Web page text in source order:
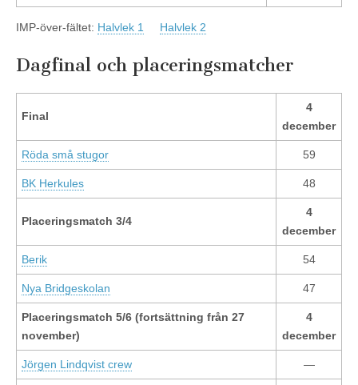
IMP-över-fältet: Halvlek 1 Halvlek 2
Dagfinal och placeringsmatcher
Final
4
december
Röda små stugor 59
BK Herkules 48
Placeringsmatch 3/4
4
december
Berik 54
Nya Bridgeskolan 47
Placeringsmatch 5/6 (fortsättning från 27
november)
4
december
Jörgen Lindqvist crew —